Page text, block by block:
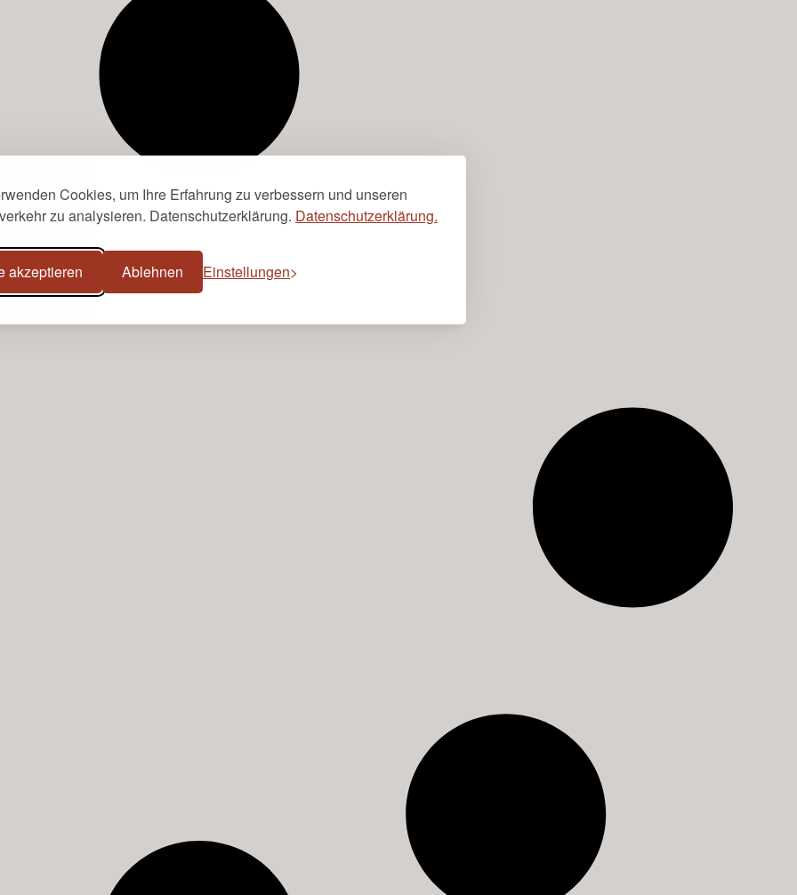
Cookies, um Ihre Erfahrung zu verbessern und unseren
zu analysieren. Datenschutzerklärung. Datenschutzerklärung.
akzeptieren Ablehnen Einstellungen